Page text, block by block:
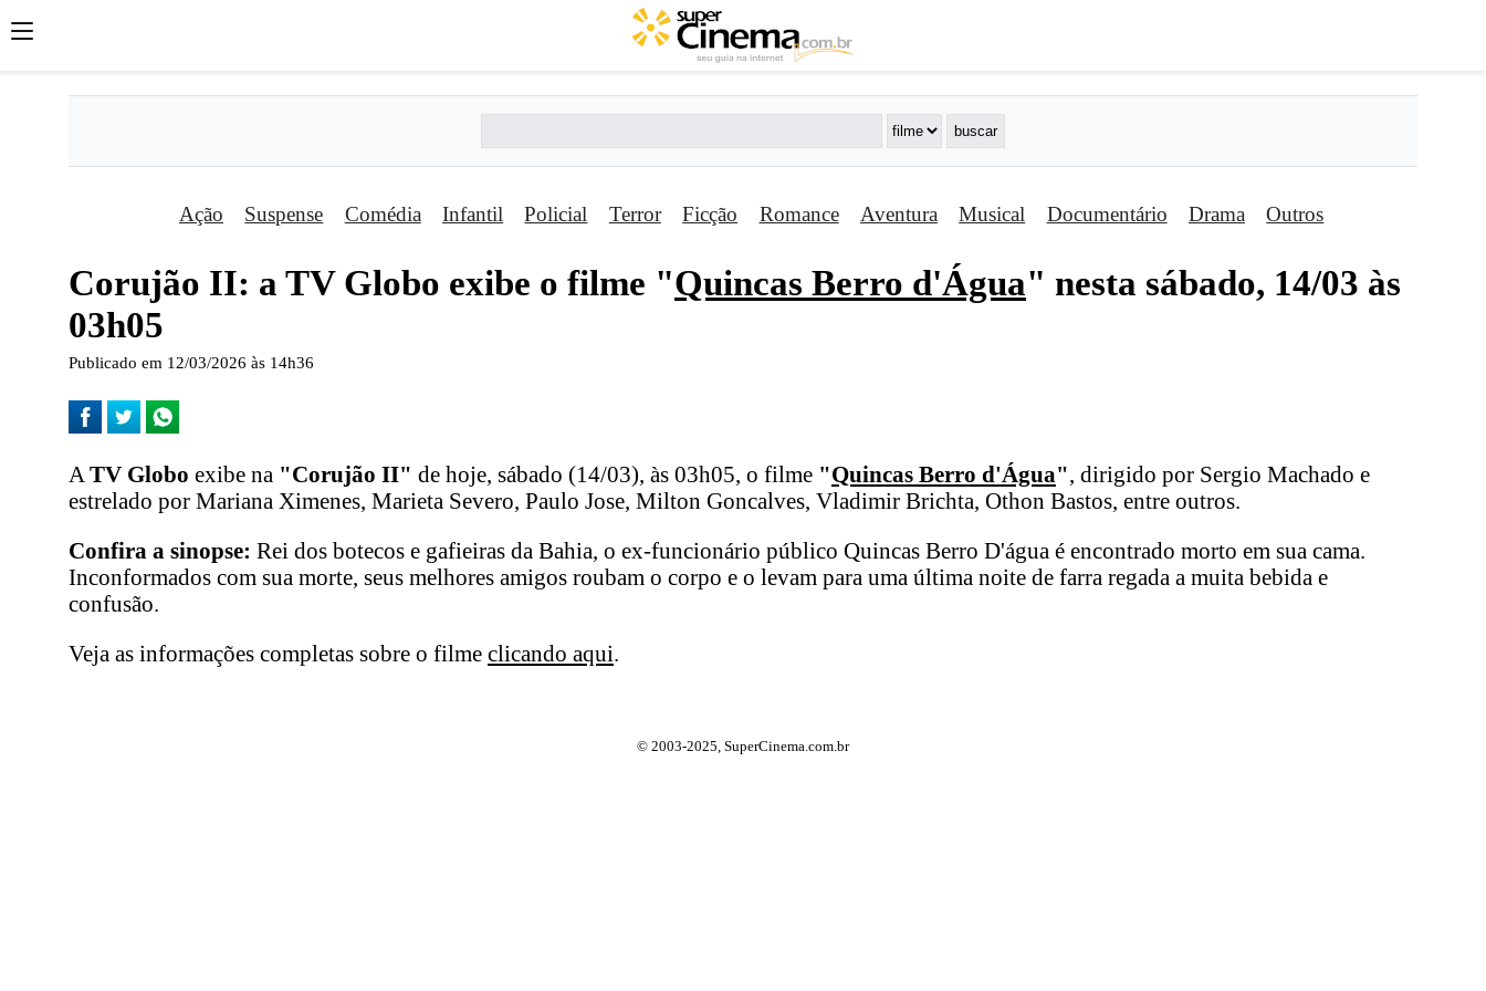
Ação Suspense Comédia Infantil Policial Terror Ficção Romance Aventura Musical Documentário Drama Outros
Corujão II: a TV Globo exibe o filme "Quincas Berro d'Água" nesta sábado, 14/03 às
03h05
Publicado em 12/03/2026 às 14h36
A TV Globo exibe na "Corujão II" de hoje, sábado (14/03), às 03h05, o filme "Quincas Berro d'Água", dirigido por Sergio Machado e
estrelado por Mariana Ximenes, Marieta Severo, Paulo Jose, Milton Goncalves, Vladimir Brichta, Othon Bastos, entre outros.
Confira a sinopse: Rei dos botecos e gafieiras da Bahia, o ex-funcionário público Quincas Berro D'água é encontrado morto em sua cama.
Inconformados com sua morte, seus melhores amigos roubam o corpo e o levam para uma última noite de farra regada a muita bebida e
confusão.
Veja as informações completas sobre o filme clicando aqui.
© 2003-2025, SuperCinema.com.br